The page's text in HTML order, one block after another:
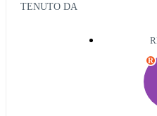
TENUTO DA
R